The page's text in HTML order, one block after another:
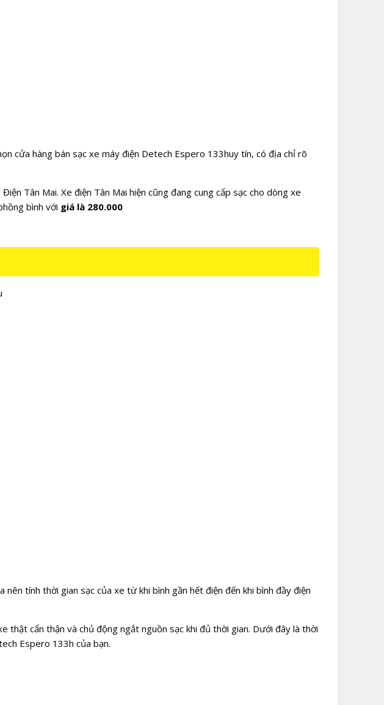
cửa hàng bán sạc xe máy điện Detech Espero 133huy tín, có địa chỉ rõ
Tân Mai. Xe điện Tân Mai hiện cũng đang cung cấp sạc cho dòng xe
bình với giá là 280.000
tính thời gian sạc của xe từ khi bình gần hết điện đến khi bình đầy điện
thật cẩn thận và chủ động ngắt nguồn sạc khi đủ thời gian. Dưới đây là thời
Espero 133h của bạn.